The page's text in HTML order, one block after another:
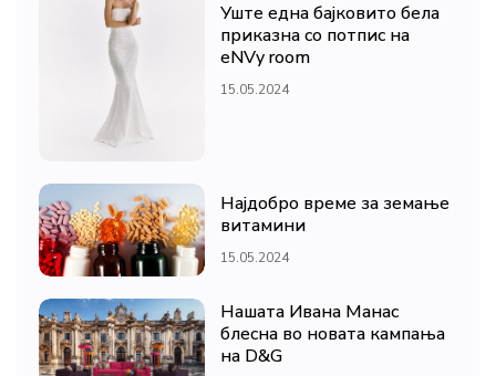
Уште една бајковито бела
приказна со потпис на
eNVy room
15.05.2024
Најдобро време за земање
витамини
15.05.2024
Нашата Ивана Манас
блесна во новата кампања
на D&G